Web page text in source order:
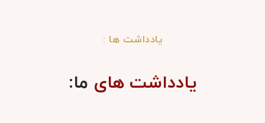
یادداشت ها :
یادداشت های ما: